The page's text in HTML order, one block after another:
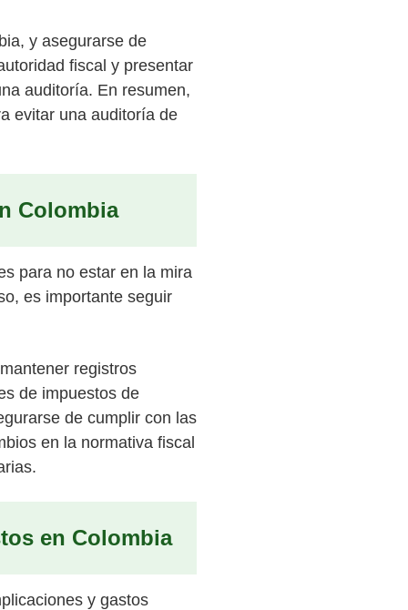
y asegurarse de
fiscal y presentar
auditoría. En resumen,
evitar una auditoría de
Colombia
para no estar en la mira
es importante seguir
registros
de impuestos de
de cumplir con las
en la normativa fiscal
en Colombia
y gastos